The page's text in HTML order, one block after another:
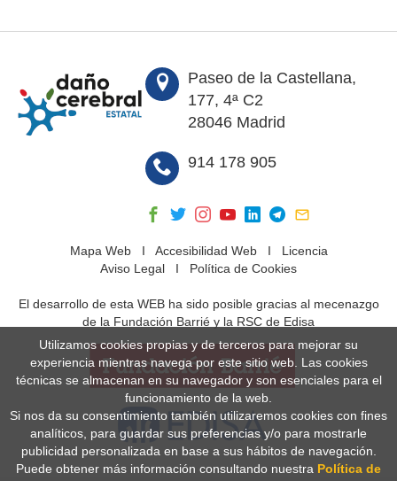
Paseo de la Castellana,
177, 4ª C2
28046 Madrid
914 178 905
Mapa WebI Accesibilidad WebI Licencia
Aviso Legal I Política de Cookies
El desarrollo de esta WEB ha sido posible gracias al mecenazgo
de la Fundación Barrié y la RSC de Edisa
Utilizamos cookies propias y de terceros para mejorar su
experiencia mientras navega por este sitio web. Las cookies
técnicas se almacenan en su navegador y son esenciales para el
funcionamiento de la web.
Si nos da su consentimiento también utilizaremos cookies con fines
analíticos, para guardar sus preferencias y/o para mostrarle
publicidad personalizada en base a sus hábitos de navegación.
Puede obtener más información consultando nuestra Política de